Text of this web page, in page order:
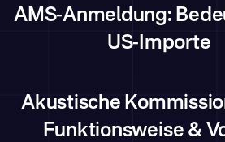
AMS-Anmeldung:
US-Importe
Akustische
Funktionsweise &